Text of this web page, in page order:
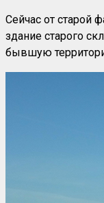
Сейчас от старой
здание старого
бывшую